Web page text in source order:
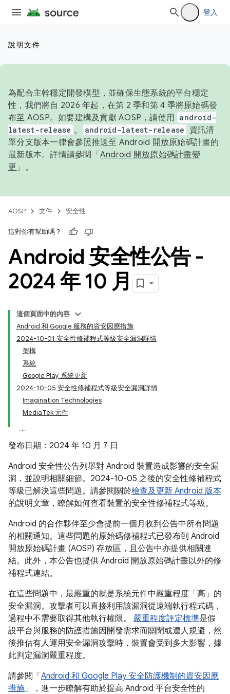
登入
說明文件
為配合主幹穩定開發模型，並確保生態系統的平台穩定
性，我們將自 2026 年起，在第 2 季和第 4 季將原始碼發
布至 AOSP。如要建構及貢獻 AOSP，請使用 android-
latest-release 。 android-latest-release
資訊清
單分支版本一律會參照推送至 Android 開放原始碼計畫的
最新版本。詳情請參閱「 Android 開放原始碼計畫變
更 」。
AOSP 文件 安全性
這對你有幫助嗎？
Android 安全性公告 -
2024 年 10 月
這個頁面中的內容
Android 和 Google 服務的資安因應措施
2024-10-01 安全性修補程式等級安全漏洞詳情
架構
系統
Google Play 系統更新
2024-10-05 安全性修補程式等級安全漏洞詳情
Imagination Technologies
MediaTek 元件
發布日期：2024 年 10 月 7 日
Android 安全性公告列舉對 Android 裝置造成影響的安全漏
洞，並說明相關細節。2024-10-05 之後的安全性修補程式
等級已解決這些問題。請參閱關於檢查及更新 Android 版本
的說明文章，瞭解如何查看裝置的安全性修補程式等級。
Android 的合作夥伴至少會提前一個月收到公告中所有問題
的相關通知。這些問題的原始碼修補程式已發布到 Android
開放原始碼計畫 (AOSP) 存放區，且公告中亦提供相關連
結。此外，本公告也提供 Android 開放原始碼計畫以外的修
補程式連結。
在這些問題中，最嚴重的就是系統元件中嚴重程度「高」的
安全漏洞。攻擊者可以直接利用該漏洞從遠端執行程式碼，
過程中不需要取得其他執行權限。 嚴重程度評定標準是假
設平台與服務的防護措施因開發需求而關閉或遭人規避，然
後推估有人運用安全漏洞攻擊時，裝置會受到多大影響，據
此判定漏洞嚴重程度。
請參閱「 Android 和 Google Play 安全防護機制的資安因應
措施」，進一步瞭解有助於提高 Android 平台安全性的